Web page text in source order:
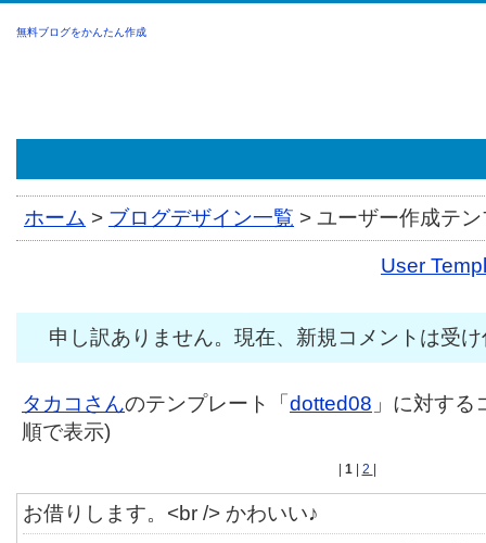
無料ブログをかんたん作成
ホーム > ブログデザイン一覧 > ユーザー作成テ
User
申し訳ありません。現在、新規コメントは受
タカコさんのテンプレート「 dotted08 」に対す
順で表示)
1 2
お借りします。<br /> かわいい♪